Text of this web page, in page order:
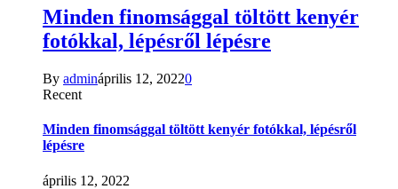
Minden finomsággal töltött kenyér
fotókkal, lépésről lépésre
By admináprilis 12, 20220
Recent
Minden finomsággal töltött kenyér fotókkal, lépésről
lépésre
április 12, 2022